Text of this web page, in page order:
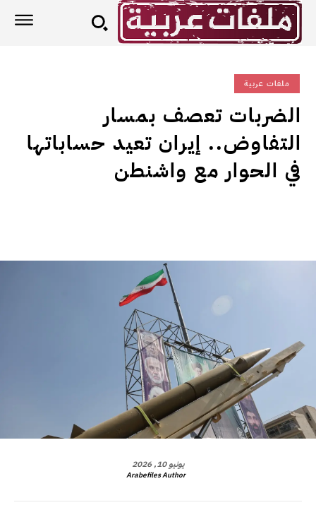
ملفات عربية
الضربات تعصف بمسار
التفاوض.. إيران تعيد حساباتها
في الحوار مع واشنطن
يونيو 10, 2026
Arabefiles Author